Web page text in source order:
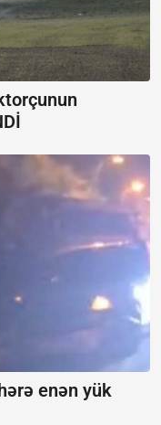
enən yük